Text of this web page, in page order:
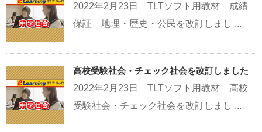
2022年2月23日 TLTソフト用教材 成績
保証 地理・歴史・公民を改訂しまし ...
高校受験社会・チェック社会を改訂しました
2022年2月23日 TLTソフト用教材 高校
受験社会・チェック社会を改訂しまし ...